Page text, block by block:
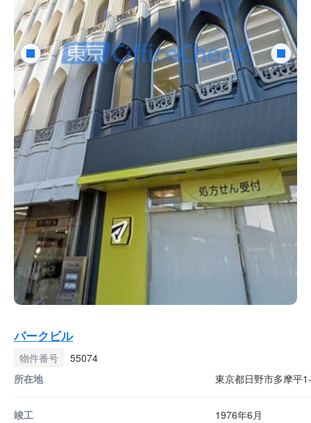
パークビル
物件番号
55074
所在地
東京都日野市多摩平
竣工 1976年6月